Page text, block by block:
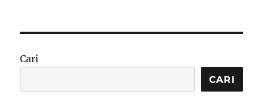
Cari
CARI